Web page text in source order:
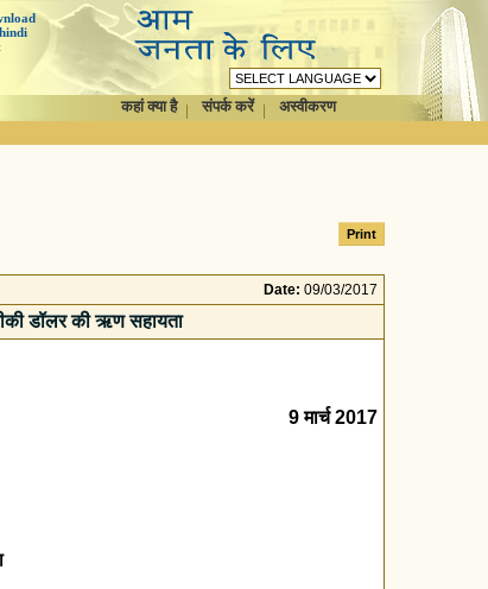
कहां क्या है संपर्क करें
अस्वीकरण
Date: 09/03/2017
डॉलर की ऋण सहायता
9 मार्च 2017